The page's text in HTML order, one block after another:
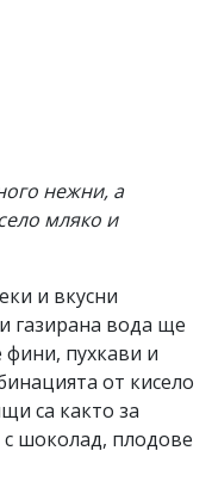
нежни, а
мляко и
и вкусни
газирана вода ще
пухкави и
от кисело
са както за
с шоколад, плодове